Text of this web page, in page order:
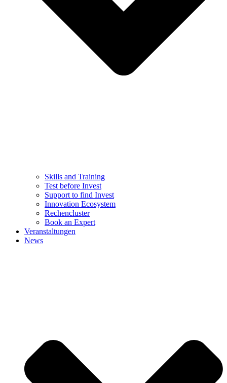
Skills and Training
Test before Invest
Support to find Invest
Innovation Ecosystem
Rechencluster​
Book an Expert
Veranstaltungen
News